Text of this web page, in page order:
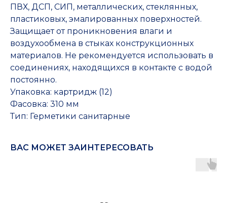
ПВХ, ДСП, СИП, металлических, стеклянных,
пластиковых, эмалированных поверхностей.
Защищает от проникновения влаги и
воздухообмена в стыках конструкционных
материалов. Не рекомендуется использовать в
соединениях, находящихся в контакте с водой
постоянно.
Упаковка: картридж (12)
Фасовка: 310 мм
Тип: Герметики санитарные
ВАС МОЖЕТ ЗАИНТЕРЕСОВАТЬ